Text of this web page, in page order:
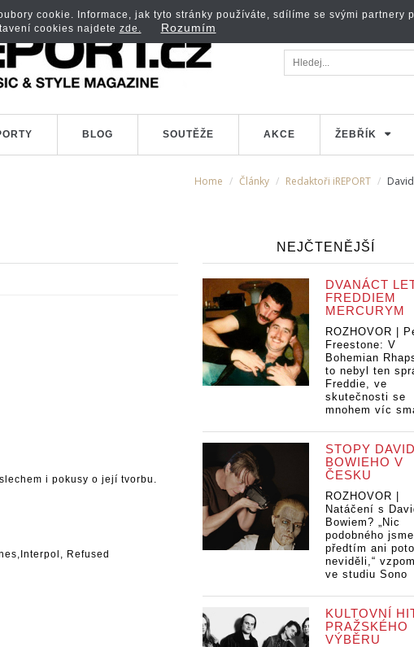
BLOG SOUTĚŽE AKCE ŽEBŘÍK
Home Články Redaktoři iREPORT
i pokusy o její tvorbu.
Interpol , Refused
NEJČTENĚJŠÍ
DVANÁCT
FREDDIEM
MERCURYM
ROZHOVOR |
Freestone: V
Bohemian
to nebyl ten
Freddie, ve
skutečnosti se
mnohem víc
STOPY
BOWIEHO V
ČESKU
ROZHOVOR |
Natáčení s
Bowiem? „Nic
podobného
předtím ani
neviděli,“
ve studiu Sono
KULTOVNÍ
PRAŽSKÉHO
VÝBĚRU
cookie. Informace, jak tyto stránky používáte, sdílíme se svými partnery
cookies najdete zde. Rozumím